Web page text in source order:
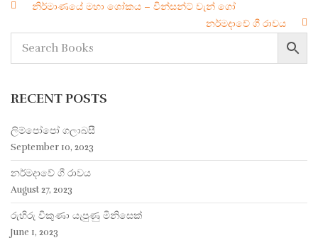
Post
navigation
නිර්මාණයේ මහා ශෝකය – වින්සන්ට් වැන් ගෝ
නර්මදාවේ ගී රාවය
RECENT POSTS
ලිම්පෝපෝ ගලාබසී
September 10, 2023
නර්මදාවේ ගී රාවය
August 27, 2023
රුහිරු විකුණා යැපුණු මිනිසෙක්
June 1, 2023